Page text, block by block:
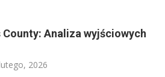
County: Analiza wyjściowych
2026